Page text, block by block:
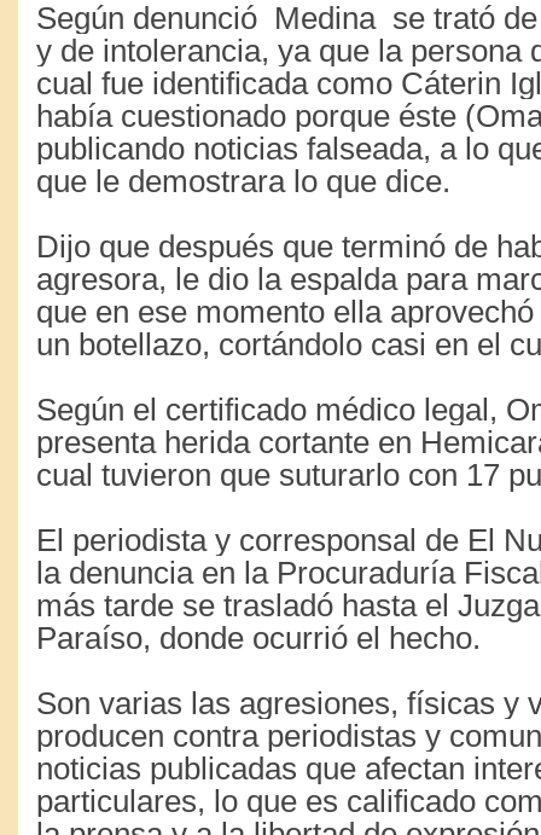
Según denunció Medina se trató
y de intolerancia, ya que la persona
cual fue identificada como Cáterin
había cuestionado porque éste
publicando noticias falseada, a lo
que le demostrara lo que dice.
Dijo que después que terminó de
agresora, le dio la espalda para
que en ese momento ella
un botellazo, cortándolo casi en el
Según el certificado médico legal,
presenta herida cortante en
cual tuvieron que suturarlo con 17
El periodista y corresponsal de El
la denuncia en la Procuraduría
más tarde se trasladó hasta el
Paraíso, donde ocurrió el hecho.
Son varias las agresiones, físicas y
producen contra periodistas y
noticias publicadas que afectan
particulares, lo que es calificado